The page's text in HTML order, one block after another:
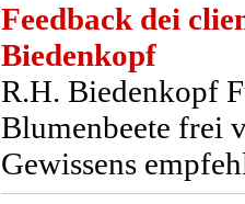
Feedback dei
Biedenkopf
R.H. Biedenkopf
Blumenbeete frei
Gewissens